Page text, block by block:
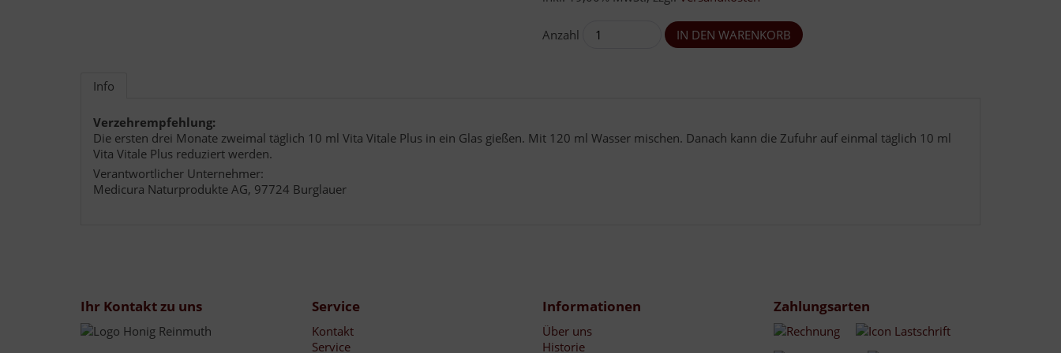
Anzahl
Info
Verzehrempfehlung:
Die ersten drei Monate zweimal täglich 10 ml Vita Vitale Plus in ein Glas gießen. Mit 120 ml Wasser mischen. Danach kann die Zufuhr auf einmal täglich 10 ml
Vita Vitale Plus reduziert werden.
Verantwortlicher Unternehmer:
Medicura Naturprodukte AG, 97724 Burglauer
Ihr Kontakt zu uns Service
Kontakt
Service
Informationen
Über uns
Historie
Zahlungsarten